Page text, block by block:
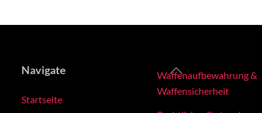
Back
Navigate
Startseite
Waffenaufbewahrung &
Waffensicherheit